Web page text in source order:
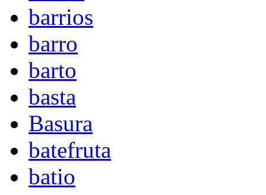
barrios
barro
barto
basta
Basura
batefruta
batio